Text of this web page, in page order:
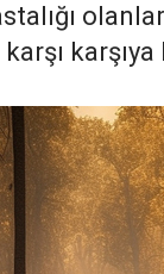
karşı